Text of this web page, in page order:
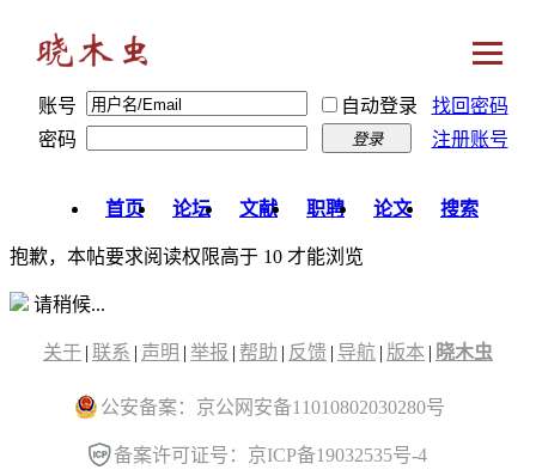
账号 自动登录
找回密码
密码
登录 注册账号
首页 论坛 文献 职聘 论文 搜索
抱歉，本帖要求阅读权限高于 10 才能浏览
请稍候...
关于 | 联系 | 声明 | 举报 | 帮助 | 反馈 | 导航 | 版本 | 晓木虫
公安备案：京公网安备11010802030280号
备案许可证号：京ICP备19032535号-4